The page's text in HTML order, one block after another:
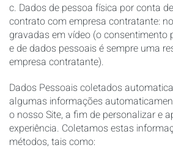
c. Dados de pessoa física por conta
contrato com empresa contratante:
gravadas em vídeo (o consentimento
e de dados pessoais é sempre uma
empresa contratante).
Dados Pessoais coletados
algumas informações
o nosso Site, a fim de personalizar e
experiência. Coletamos estas
métodos, tais como: